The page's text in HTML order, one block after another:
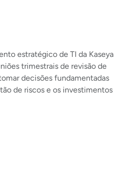
estratégico de TI da Kaseya
trimestrais de revisão de
decisões fundamentadas
de riscos e os investimentos